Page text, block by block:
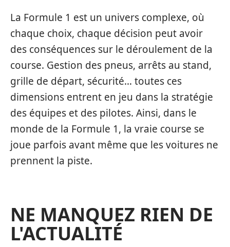
La Formule 1 est un univers complexe, où
chaque choix, chaque décision peut avoir
des conséquences sur le déroulement de la
course. Gestion des pneus, arrêts au stand,
grille de départ, sécurité… toutes ces
dimensions entrent en jeu dans la stratégie
des équipes et des pilotes. Ainsi, dans le
monde de la Formule 1, la vraie course se
joue parfois avant même que les voitures ne
prennent la piste.
NE MANQUEZ RIEN DE
L'ACTUALITÉ